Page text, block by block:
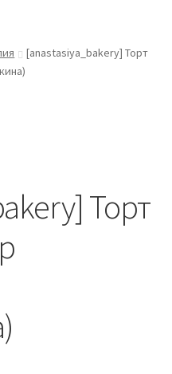
[anastasiya_bakery] Торт
Торт